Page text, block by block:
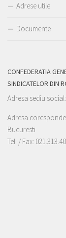
Adrese utile
Documente
CONFEDERATIA
SINDICATELOR DIN
Adresa sediu
Adresa
Bucuresti
Tel. / Fax: